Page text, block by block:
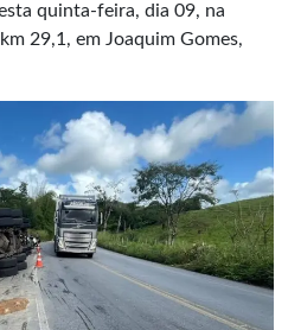
quinta-feira, dia 09, na
29,1, em Joaquim Gomes,